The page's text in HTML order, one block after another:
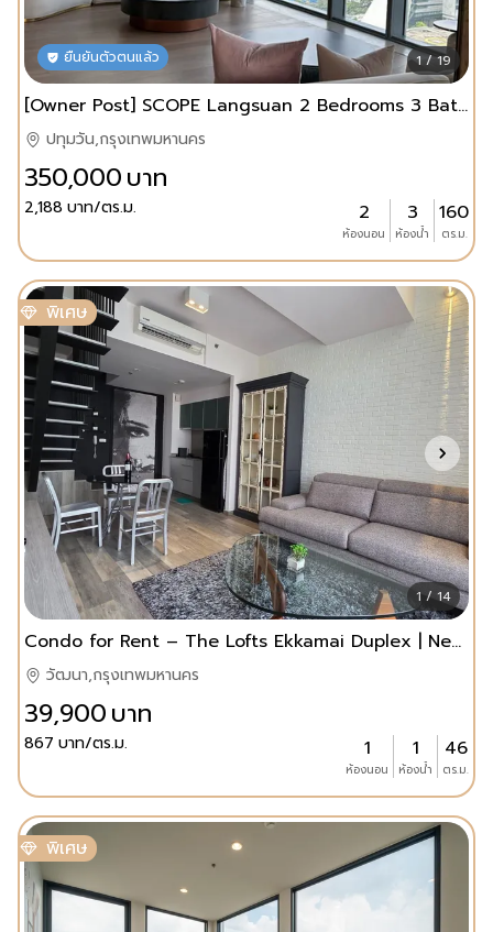
1 / 19
ยืนยันตัวตนแล้ว
[Owner Post] SCOPE Langsuan 2 Bedrooms 3 Bathrooms for Rent
ปทุมวัน,กรุงเทพมหานคร
350,000บาท
2,188 บาท/ตร.ม. 2
ห้องนอน
3
ห้องน้ำ
160
ตร.ม.
พิเศษ
1 / 14
Condo for Rent – The Lofts Ekkamai Duplex | Newly Makeover
วัฒนา,กรุงเทพมหานคร
39,900บาท
867 บาท/ตร.ม. 1
ห้องนอน
1
ห้องน้ำ
46
ตร.ม.
พิเศษ